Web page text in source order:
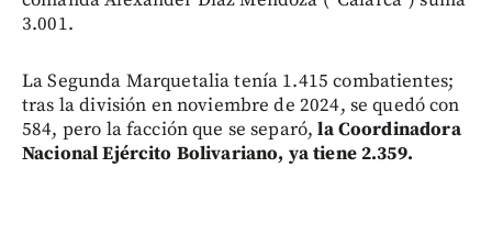
3.001.
La Segunda Marquetalia tenía 1.415 combatientes;
tras la división en noviembre de 2024, se quedó con
584, pero la facción que se separó,la Coordinadora
Nacional Ejército Bolivariano, ya tiene 2.359.